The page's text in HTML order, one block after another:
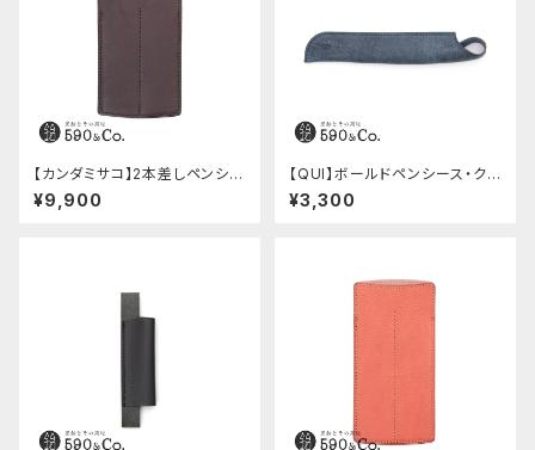
【カンダミサコ】2本差しペンシー
ス・ショート用 ミネルバボックス
(カスターニョ)
¥9,900
【QUI】ボールドペンシース・ク
ードゥー (ブルー)
¥3,300